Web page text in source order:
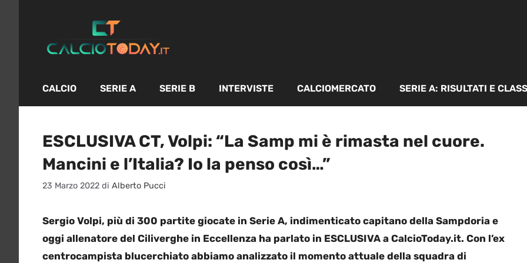
contenuto
CALCIO SERIE A SERIE B INTERVISTE CALCIOMERCATO SERIE A: RISULTATI E
ESCLUSIVA CT, Volpi: “La Samp mi è rimasta nel cuore.
Mancini e l’Italia? Io la penso così…”
23 Marzo 2022 di Alberto Pucci
Sergio Volpi, più di 300 partite giocate in Serie A, indimenticato capitano della Sampdoria e
oggi allenatore del Ciliverghe in Eccellenza ha parlato in ESCLUSIVA a CalcioToday.it. Con l’ex
centrocampista blucerchiato abbiamo analizzato il momento attuale della squadra di